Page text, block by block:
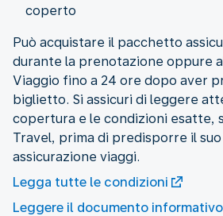
coperto
Può acquistare il pacchetto
durante la prenotazione oppure
Viaggio fino a 24 ore dopo aver
biglietto. Si assicuri di leggere
copertura e le condizioni esatte,
Travel, prima di predisporre il
assicurazione viaggi.
Legga tutte le condizioni
Leggere il documento